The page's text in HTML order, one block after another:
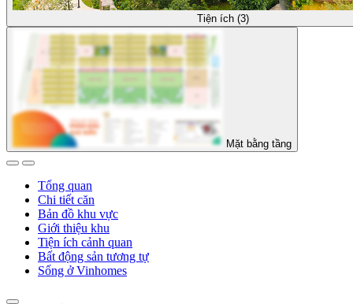
Tiện ích (3)
Mặt bằng tầng
Tổng quan
Chi tiết căn
Bản đồ khu vực
Giới thiệu khu
Tiện ích cảnh quan
Bất động sản tương tự
Sống ở Vinhomes